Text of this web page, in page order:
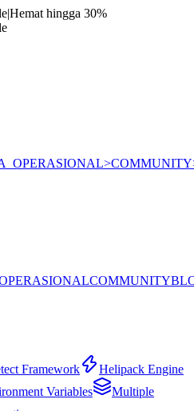
|Hemat hingga 30%
>COMMUNITY
COMMUNITY
Framework
Helipack Engine
Variables
Multiple